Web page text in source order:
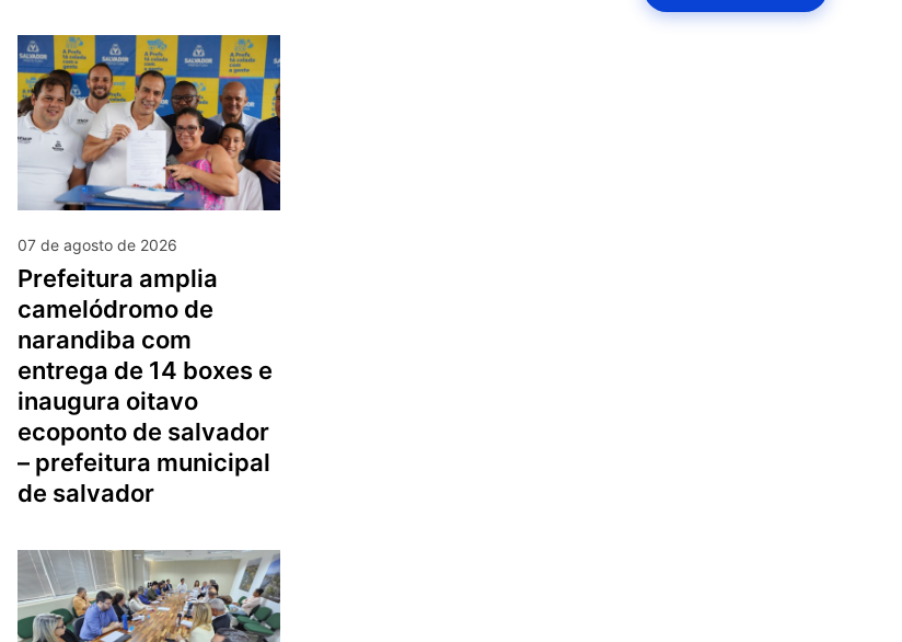
07 de agosto de 2026
prefeitura amplia
camelódromo de
narandiba com
entrega de 14 boxes e
inaugura oitavo
ecoponto de salvador
– prefeitura municipal
de salvador